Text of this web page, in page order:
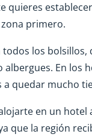
quieres
primero.
los bolsillos,
En los
a quedar mucho
en un hotel
que la región